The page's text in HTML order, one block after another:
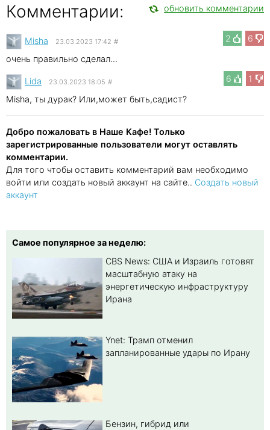
Комментарии: обновить комментарии
2 6
Misha 23.03.2023 17:42 #
очень правильно сделал...
6
1
Lida 23.03.2023 18:05 #
Misha, ты дурак? Или,может быть,садист?
Добро пожаловать в Наше Кафе! Только
зарегистрированные пользователи могут оставлять
комментарии.
Для того чтобы оставить комментарий вам необходимо
войти или создать новый аккаунт на сайте.. Создать новый
аккаунт
Самое популярное за неделю:
CBS News: США и Израиль готовят
масштабную атаку на
энергетическую инфраструктуру
Ирана
Ynet: Трамп отменил
запланированные удары по Ирану
Бензин, гибрид или